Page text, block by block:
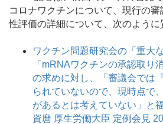
コロナワクチンについて、現行の
性評価の詳細について、次のように
ワクチン問題研究会の「重大
「mRNAワクチンの承認取り
の求めに対し、「審議会では
られていないので、現時点で
があるとは考えていない」と
資麿 厚生労働大臣 定例会見